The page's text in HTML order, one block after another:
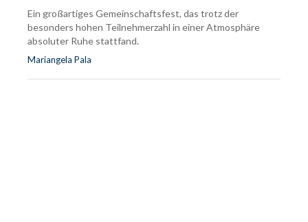
Ein großartiges Gemeinschaftsfest, das trotz der
besonders hohen Teilnehmerzahl in einer Atmosphäre
absoluter Ruhe stattfand.
Mariangela Pala